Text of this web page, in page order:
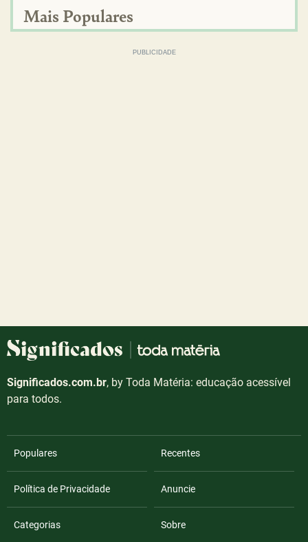
Mais Populares
Significados.com.br, by Toda Matéria: educação acessível
para todos.
Populares Recentes
Política de Privacidade Anuncie
Categorias Sobre